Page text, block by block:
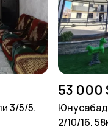
3/5/5.
53 000
2/10/16.